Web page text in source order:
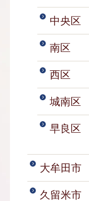
中央区
南区
西区
城南区
早良区
大牟田市
久留米市